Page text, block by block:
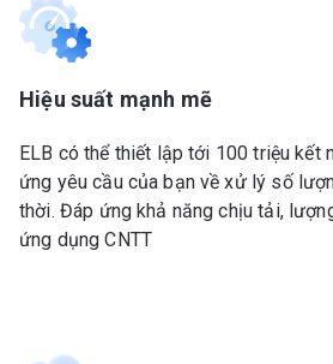
Hiệu suất mạnh mẽ
ELB có thể thiết lập tới 100 triệu kết
ứng yêu cầu của bạn về xử lý số
thời. Đáp ứng khả năng chịu tải,
ứng dụng CNTT